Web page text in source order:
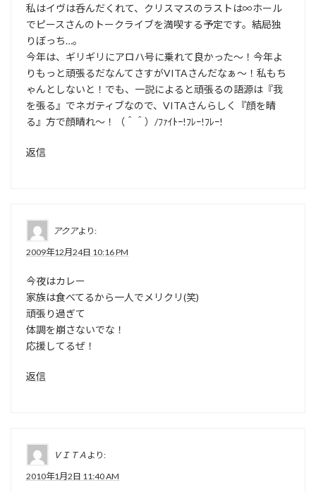
私はイヴは呑んだくれて、クリスマスのラストは∞ホール
でピースさんのトークライブを満喫する予定です。結局独
りぼっち…。
今年は、ギリギリにアロハ号に乗れて良かった～！今年よ
りもっと頑張るだなんてさすがVITAさんだなぁ～！私もち
ゃんとしないと！でも、一説によると頑張るの語源は『我
を張る』でネガティブなので、VITAさんらしく『顔を晴
る』方で顔晴れ～！（＾＾）/ﾌｧｲﾄｰ!ﾌﾚｰ!ﾌﾚｰ!
返信
アクアより:
2009年12月24日 10:16 PM
今夜はカレー
家族は食べてるから一人でメリクリ(笑)
頑張り過ぎて
体調を崩さないでな！
応援してるぜ！
返信
ＶＩＴＡ より:
2010年1月2日 11:40 AM